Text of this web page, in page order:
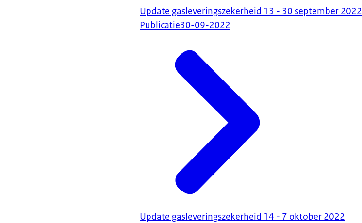
Update gasleveringszekerheid 13 - 30 september 2022
Publicatie30-09-2022
Update gasleveringszekerheid 14 - 7 oktober 2022